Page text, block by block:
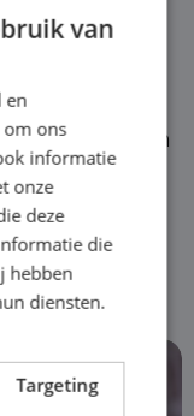
is
zorgen
zorgen
voor de
van
en
om ons
informatie
onze
deze
die
hebben
diensten.
Targeting